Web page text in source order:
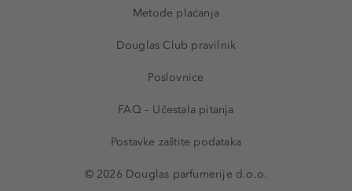
Metode plaćanja
Douglas Club pravilnik
Poslovnice
FAQ – Učestala pitanja
Postavke zaštite podataka
© 2026 Douglas parfumerije d.o.o.